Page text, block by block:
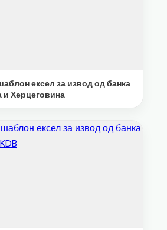
ексел за извод од банка
и Херцеговина